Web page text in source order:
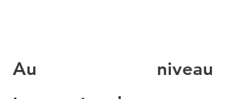
Au niveau